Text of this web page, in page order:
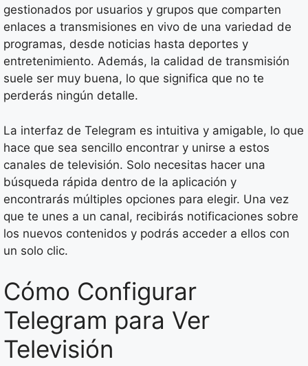
gestionados por usuarios y grupos que comparten
enlaces a transmisiones en vivo de una variedad de
programas, desde noticias hasta deportes y
entretenimiento. Además, la calidad de transmisión
suele ser muy buena, lo que significa que no te
perderás ningún detalle.
La interfaz de Telegram es intuitiva y amigable, lo que
hace que sea sencillo encontrar y unirse a estos
canales de televisión. Solo necesitas hacer una
búsqueda rápida dentro de la aplicación y
encontrarás múltiples opciones para elegir. Una vez
que te unes a un canal, recibirás notificaciones sobre
los nuevos contenidos y podrás acceder a ellos con
un solo clic.
Cómo Configurar
Telegram para Ver
Televisión